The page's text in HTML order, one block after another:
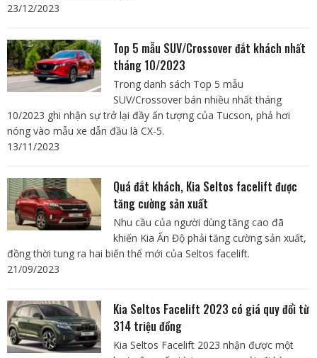
23/12/2023
Top 5 mẫu SUV/Crossover đắt khách nhất
tháng 10/2023
Trong danh sách Top 5 mẫu
SUV/Crossover bán nhiều nhất tháng
10/2023 ghi nhận sự trở lại đầy ấn tượng của Tucson, phả hơi
nóng vào mẫu xe dẫn đầu là CX-5.
13/11/2023
Quá đắt khách, Kia Seltos facelift được
tăng cường sản xuất
Nhu cầu của người dùng tăng cao đã
khiến Kia Ấn Độ phải tăng cường sản xuất,
đồng thời tung ra hai biến thể mới của Seltos facelift.
21/09/2023
Kia Seltos Facelift 2023 có giá quy đổi từ
314 triệu đồng
Kia Seltos Facelift 2023 nhận được một